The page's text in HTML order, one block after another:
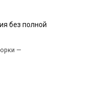
без полной
—